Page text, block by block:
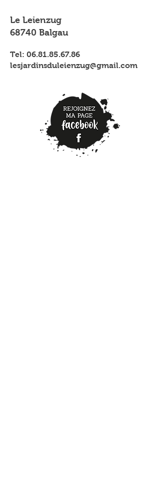
Le Leienzug
68740 Balgau
Tel: 06.81.85.67.86
lesjardinsduleienzug@gmail.com